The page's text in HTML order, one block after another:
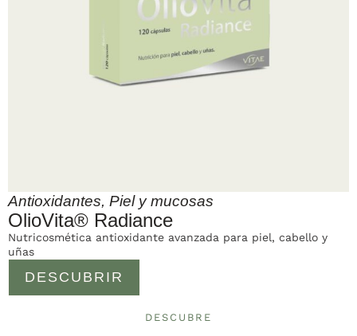
Antioxidantes, Piel y mucosas
OlioVita® Radiance
DESCUBRIR
Nutricosmética antioxidante avanzada para piel, cabello y
uñas
DESCUBRE